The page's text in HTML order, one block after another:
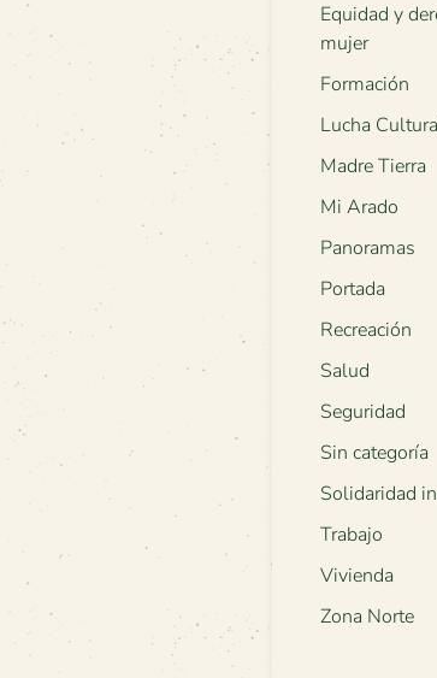
Equidad y
mujer
Formación
Lucha
Madre Tierra
Mi Arado
Panoramas
Portada
Recreación
Salud
Seguridad
Sin categoría
Solidaridad
Trabajo
Vivienda
Zona Norte